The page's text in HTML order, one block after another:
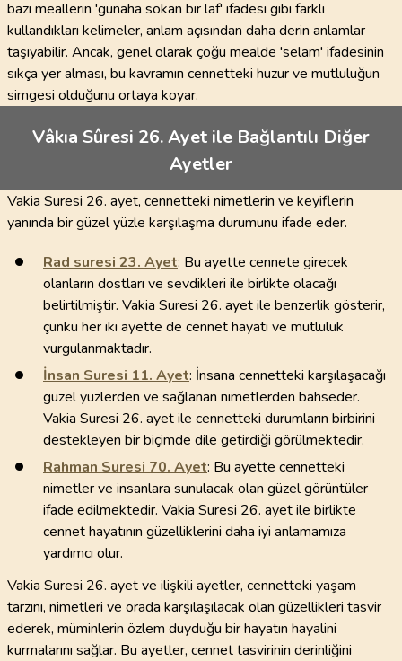
bazı meallerin 'günaha sokan bir laf' ifadesi gibi farklı
kullandıkları kelimeler, anlam açısından daha derin anlamlar
taşıyabilir. Ancak, genel olarak çoğu mealde 'selam' ifadesinin
sıkça yer alması, bu kavramın cennetteki huzur ve mutluluğun
simgesi olduğunu ortaya koyar.
Vâkıa Sûresi 26. Ayet ile Bağlantılı Diğer
Ayetler
Vakia Suresi 26. ayet, cennetteki nimetlerin ve keyiflerin
yanında bir güzel yüzle karşılaşma durumunu ifade eder.
Rad suresi 23. Ayet: Bu ayette cennete girecek
olanların dostları ve sevdikleri ile birlikte olacağı
belirtilmiştir. Vakia Suresi 26. ayet ile benzerlik gösterir,
çünkü her iki ayette de cennet hayatı ve mutluluk
vurgulanmaktadır.
İnsan Suresi 11. Ayet: İnsana cennetteki karşılaşacağı
güzel yüzlerden ve sağlanan nimetlerden bahseder.
Vakia Suresi 26. ayet ile cennetteki durumların birbirini
destekleyen bir biçimde dile getirdiği görülmektedir.
Rahman Suresi 70. Ayet: Bu ayette cennetteki
nimetler ve insanlara sunulacak olan güzel görüntüler
ifade edilmektedir. Vakia Suresi 26. ayet ile birlikte
cennet hayatının güzelliklerini daha iyi anlamamıza
yardımcı olur.
Vakia Suresi 26. ayet ve ilişkili ayetler, cennetteki yaşam
tarzını, nimetleri ve orada karşılaşılacak olan güzellikleri tasvir
ederek, müminlerin özlem duyduğu bir hayatın hayalini
kurmalarını sağlar. Bu ayetler, cennet tasvirinin derinliğini